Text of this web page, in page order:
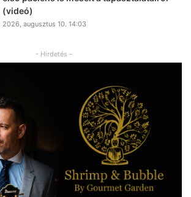
(videó)
2026, augusztus 10. 14:03
- Hirdetés -